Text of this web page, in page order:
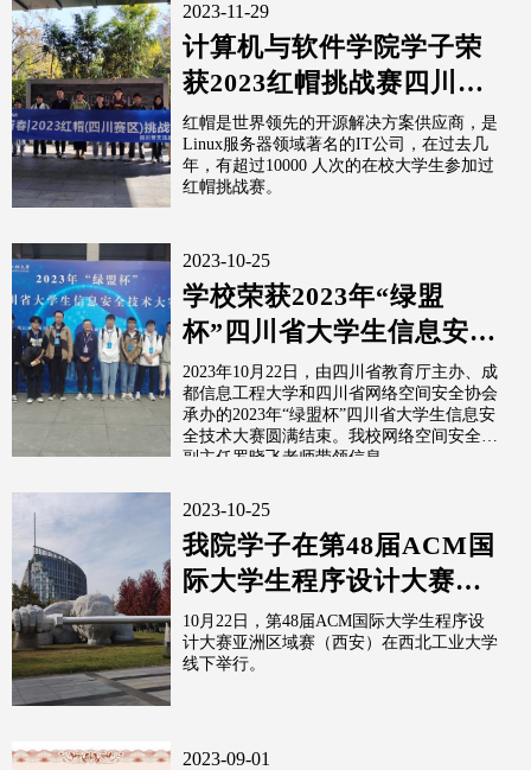
2023-11-29
计算机与软件学院学子荣
获2023红帽挑战赛四川赛
区冠军
红帽是世界领先的开源解决方案供应商，是
Linux服务器领域著名的IT公司，在过去几
年，有超过10000 人次的在校大学生参加过
红帽挑战赛。
2023-10-25
学校荣获2023年“绿盟
杯”四川省大学生信息安全
技术大赛二等奖
2023年10月22日，由四川省教育厅主办、成
都信息工程大学和四川省网络空间安全协会
承办的2023年“绿盟杯”四川省大学生信息安
全技术大赛圆满结束。我校网络空间安全系
副主任罗晓飞老师带领信息...
2023-10-25
我院学子在第48届ACM国
际大学生程序设计大赛亚
洲区域赛（西安）获得铜
牌
10月22日，第48届ACM国际大学生程序设
计大赛亚洲区域赛（西安）在西北工业大学
线下举行。
2023-09-01